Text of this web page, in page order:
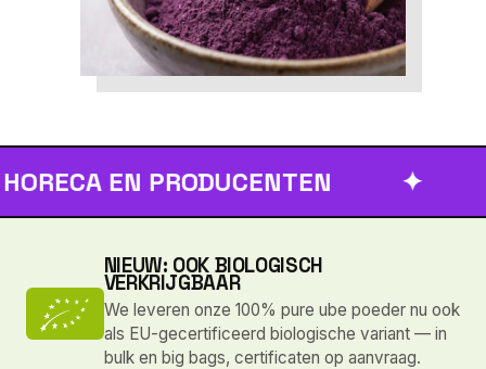
EN PRODUCENTEN
NIEUW: OOK BIOLOGISCH
VERKRIJGBAAR
We leveren onze 100% pure ube poeder nu ook
als EU-gecertificeerd biologische variant — in
bulk en big bags, certificaten op aanvraag.